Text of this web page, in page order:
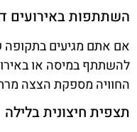
השתתפות באירועים
אם אתם מגיעים בתקופה
להשתתף במיסה או
החוויה מספקת הצצה
תצפית חיצונית בלילה